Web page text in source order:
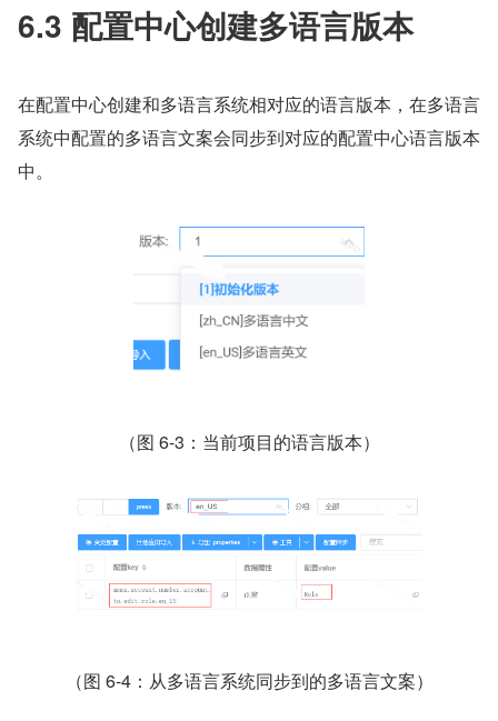
6.3 配置中心创建多语言版本
在配置中心创建和多语言系统相对应的语言版本，在多语言
系统中配置的多语言文案会同步到对应的配置中心语言版本
中。
（图 6-3：当前项目的语言版本）
（图 6-4：从多语言系统同步到的多语言文案）